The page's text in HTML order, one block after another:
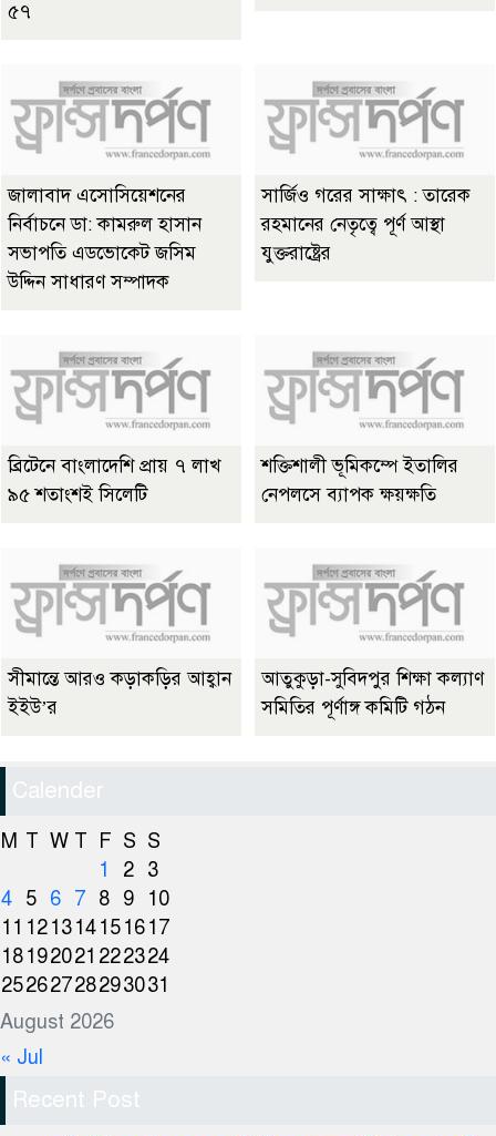
৫৭
জালাবাদ এসোসিয়েশনের
নির্বাচনে ডা: কামরুল হাসান
সভাপতি এডভোকেট জসিম
উদ্দিন সাধারণ সম্পাদক
সার্জিও গরের সাক্ষাৎ : তারেক
রহমানের নেতৃত্বে পূর্ণ আস্থা
যুক্তরাষ্ট্রের
ব্রিটেনে বাংলাদেশি প্রায় ৭ লাখ
৯৫ শতাংশই সিলেটি
শক্তিশালী ভূমিকম্পে ইতালির
নেপলসে ব্যাপক ক্ষয়ক্ষতি
সীমান্তে আরও কড়াকড়ির আহ্বান
ইইউ’র
আতুকুড়া-সুবিদপুর শিক্ষা কল্যাণ
সমিতির পূর্ণাঙ্গ কমিটি গঠন
Calender
August 2026
M T W T F S S
1
2 3
4 5 6 7 8 9
10
11 121314151617
18192021 222324
25262728293031
« Jul
Recent Post